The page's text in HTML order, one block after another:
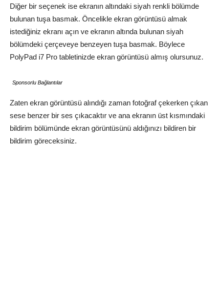
Diğer bir seçenek ise ekranın altındaki siyah renkli bölümde
bulunan tuşa basmak. Öncelikle ekran görüntüsü almak
istediğiniz ekranı açın ve ekranın altında bulunan siyah
bölümdeki çerçeveye benzeyen tuşa basmak. Böylece
PolyPad i7 Pro tabletinizde ekran görüntüsü almış olursunuz.
Sponsorlu Bağlantılar
Zaten ekran görüntüsü alındığı zaman fotoğraf çekerken çıkan
sese benzer bir ses çıkacaktır ve ana ekranın üst kısmındaki
bildirim bölümünde ekran görüntüsünü aldığınızı bildiren bir
bildirim göreceksiniz.